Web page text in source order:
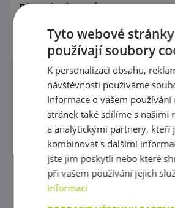
Didaktické pomůcky
Hračky - Tematika
Domečky pro panenky a příslušenství
Zahrajme si divadlo s maňásky!
Maňásci
Kornoutové loutky
Karnevalové kostýmy
Tyto webové stránky
používají soubory
K personalizaci obsahu,
návštěvnosti používáme
Informace o vašem používání
stránek také sdílíme s našimi
a analytickými partnery, kteří
kombinovat s dalšími
jste jim poskytli nebo které
při vašem používání jejich
informací